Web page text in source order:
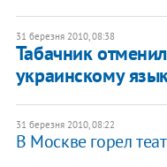
31 березня 2010, 08:38
Табачник
украинскому
31 березня 2010, 08:22
В Москве горел